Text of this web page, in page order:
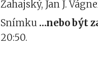
Zahajský, Jan J.
Snímku …nebo být
20:50.